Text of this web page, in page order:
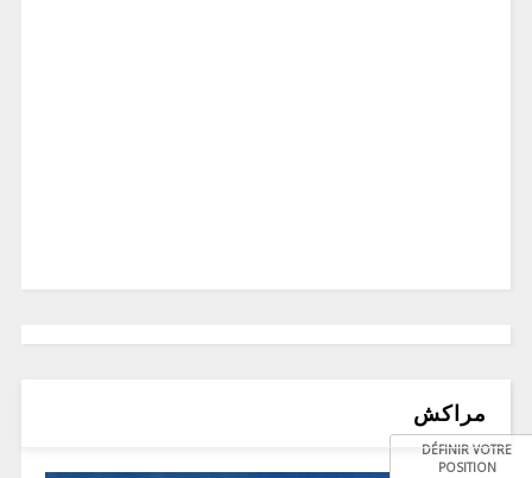
مراكش
DÉFINIR VOTRE
POSITION